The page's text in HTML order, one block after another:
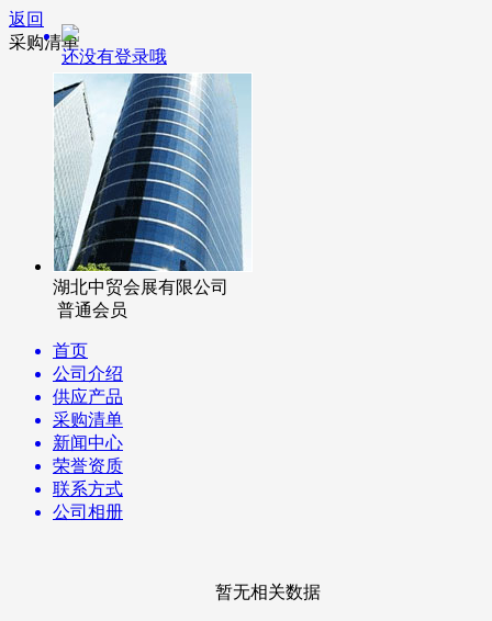
返回
采购清单
湖北中贸会展有限公司
普通会员
首页
公司介绍
供应产品
采购清单
新闻中心
荣誉资质
联系方式
公司相册
暂无相关数据
还没有登录哦